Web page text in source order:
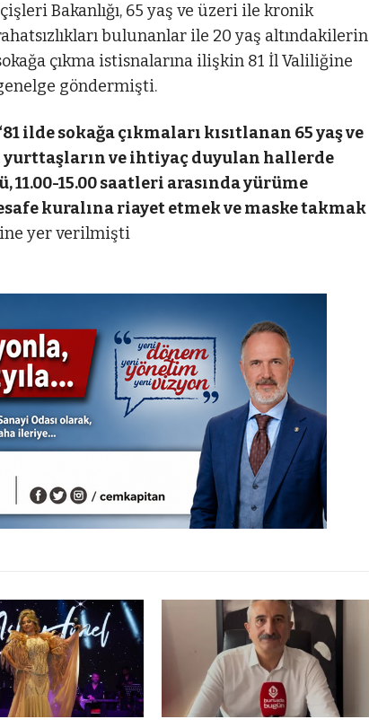
Bakanlığı, 65 yaş ve üzeri ile kronik
bulunanlar ile 20 yaş altındakilerin
çıkma istisnalarına ilişkin 81 İl Valiliğine
göndermişti.
ilde sokağa çıkmaları kısıtlanan 65 yaş ve
ve ihtiyaç duyulan hallerde
15.00 saatleri arasında yürüme
kuralına riayet etmek ve maske takmak
yer verilmişti